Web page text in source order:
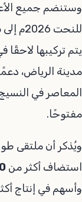
وستنضم جميع
للنحت 2026م إلى
يتم تركيبها لاحقًا
مدينة الرياض،
المعاصر في
مفتوحًا.
ويُذكر أن ملتقى
استضاف أكثر من
وأسهم في إنتاج